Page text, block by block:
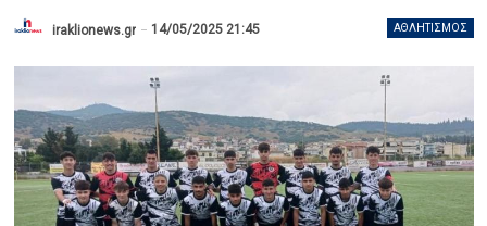
ΑΘΛΗΤΙΣΜΌΣ
iraklionews.gr 14/05/2025 21:45